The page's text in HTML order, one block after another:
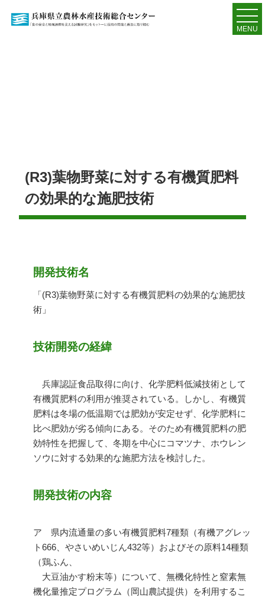
MENU
(R3)葉物野菜に対する有機質肥料
の効果的な施肥技術
開発技術名
「(R3)葉物野菜に対する有機質肥料の効果的な施肥技
術」
技術開発の経緯
兵庫認証食品取得に向け、化学肥料低減技術として
有機質肥料の利用が推奨されている。しかし、有機質
肥料は冬場の低温期では肥効が安定せず、化学肥料に
比べ肥効が劣る傾向にある。そのため有機質肥料の肥
効特性を把握して、冬期を中心にコマツナ、ホウレン
ソウに対する効果的な施肥方法を検討した。
開発技術の内容
ア 県内流通量の多い有機質肥料7種類（有機アグレッ
ト666 、やさいめいじん432等）およびその原料14種類
（鶏ふん、
大豆油かす粉末等）について、無機化特性と窒素無
機化量推定プログラム（岡山農試提供）を利用するこ